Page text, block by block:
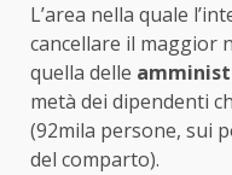
L’area nella quale
cancellare il maggior
quella delle
metà dei dipendenti
(92mila persone, sui
del comparto).